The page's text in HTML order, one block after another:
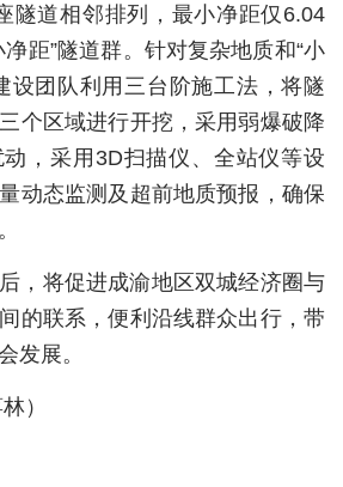
隧道相邻排列，最小净距仅6.04
距”隧道群。针对复杂地质和“小
设团队利用三台阶施工法，将隧
个区域进行开挖，采用弱爆破降
，采用3D扫描仪、全站仪等设
动态监测及超前地质预报，确保
，将促进成渝地区双城经济圈与
的联系，便利沿线群众出行，带
发展。
）